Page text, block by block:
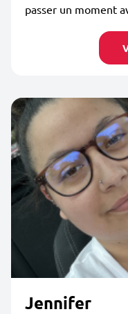
passer un moment
Jennifer